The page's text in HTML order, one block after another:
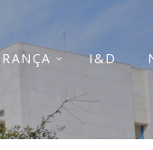
I&D